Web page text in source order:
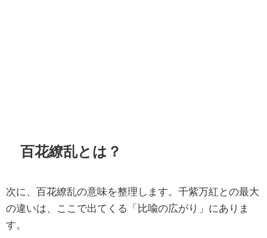
百花繚乱とは？
次に、百花繚乱の意味を整理します。千紫万紅との最大
の違いは、ここで出てくる「比喩の広がり」にありま
す。